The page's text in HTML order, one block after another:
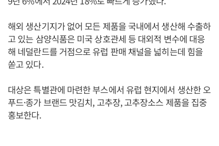
해외 생산기지가 없어 모든 제품을 국내에서 생산해 수출하
고 있는 삼양식품은 미국 상호관세 등 대외적 변수에 대응
해 네덜란드를 거점으로 유럽 판매 채널을 넓히는데 힘을
쏟고 있다.
대상은 특별관에 마련한 부스에서 유럽 현지에서 생산한 오
푸드·종가 브랜드 맛김치, 고추장, 고추장소스 제품을 집중
홍보한다.